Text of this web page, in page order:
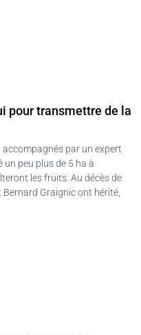
pour transmettre de la
par un expert
peu plus de 5 ha à
les fruits. Au décès de
Graignic ont hérité,